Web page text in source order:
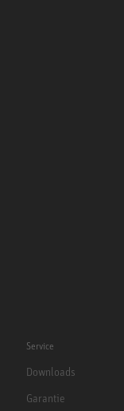
Service
Downloads
Garantie